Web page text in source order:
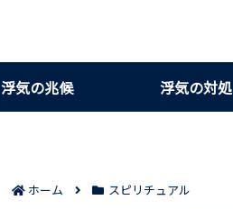
浮気の兆候 浮気の対処
ホーム スピリチュアル